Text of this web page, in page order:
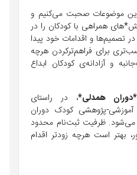
این موضوعات صحبت می‌کنیم و
همراهی با کودکان را در
تصمیم‌ها و اقدامات خود پیدا
برای فراهم‌ترکردن هرچه
و آزادانه‌ی کودکان ابداع
*دوران‌ همدلی*، در راستای
پژوهشی کودک دوران
می‌شود. ظرفیت ثبت‌نام محدود
بهتر است هرچه زودتر اقدام